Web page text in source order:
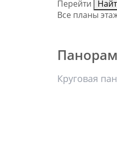
Перейти
Все планы
Круговая